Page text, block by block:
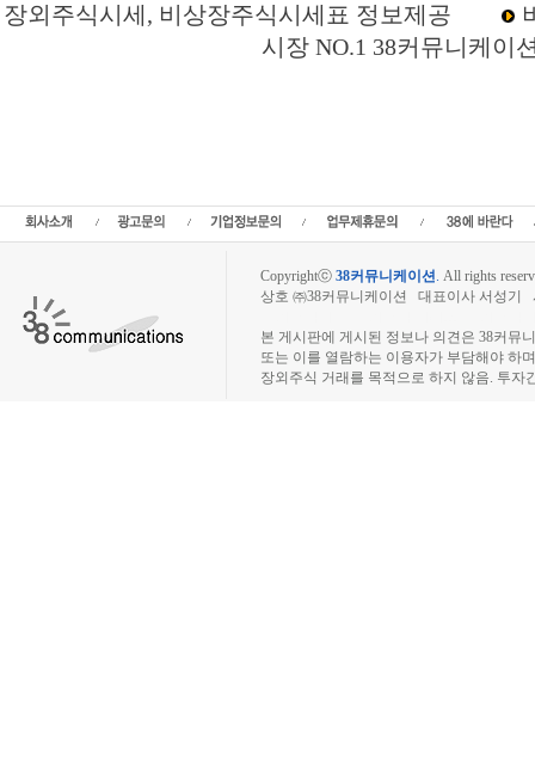
장외주식시세, 비상장주식시세표 정보제공
시장 NO.1 38커뮤니케이
Copyrightⓒ 38커뮤니케이션. All rights
상호 ㈜38커뮤니케이션 대표이사 서성기
본 게시판에 게시된 정보나 의견은 38커뮤
또는 이를 열람하는 이용자가 부담해야 하
장외주식 거래를 목적으로 하지 않음. 투